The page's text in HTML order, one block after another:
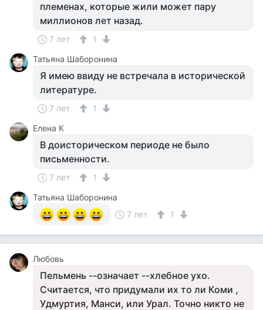
племенах, которые жили может пару
миллионов лет назад.
7 лет
1
Татьяна Шаборонина
Я имею ввиду не встречала в исторической
литературе.
7 лет
1
Елена К
В доисторическом периоде не было
письменности.
7 лет
1
Татьяна Шаборонина
7 лет
1
Любовь
Пельмень --означает --хлебное ухо.
Считается, что придумали их то ли Коми ,
Удмуртия, Манси, или Урал. Точно никто не